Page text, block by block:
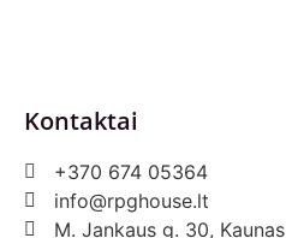
Kontaktai
+370 674 05364
info@rpghouse.lt
M. Jankaus g. 30, Kaunas